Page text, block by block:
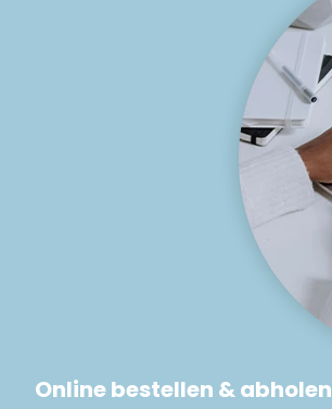
Online bestellen & abholen